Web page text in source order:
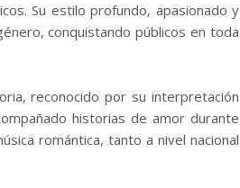
Su estilo profundo, apasionado y
conquistando públicos en toda
reconocido por su interpretación
historias de amor durante
romántica, tanto a nivel nacional